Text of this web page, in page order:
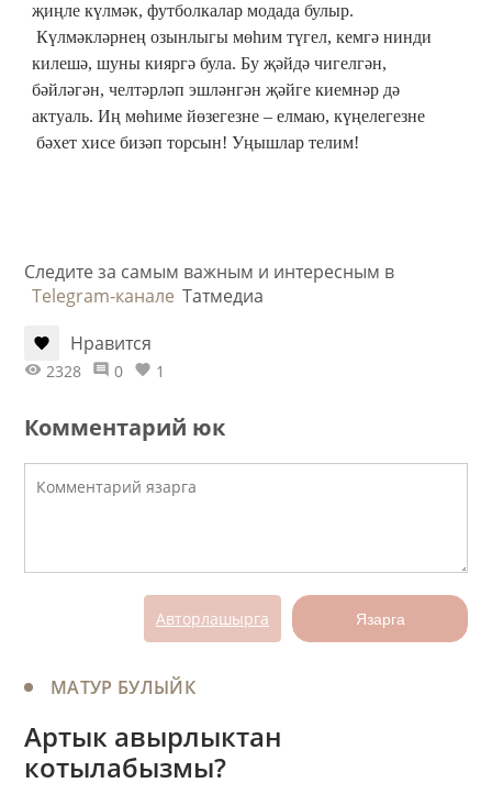
җиңле күлмәк, футболкалар модада булыр.
Күлмәкләрнең озынлыгы мөһим түгел, кемгә нинди
килешә, шуны кияргә була. Бу җәйдә чигелгән,
бәйләгән, челтәрләп эшләнгән җәйге киемнәр дә
актуаль. Иң мөһиме йөзегезне – елмаю, күңелегезне
бәхет хисе бизәп торсын! Уңышлар телим!
Следите за самым важным и интересным в
Telegram-канале Татмедиа
Нравится
2328 0 1
Комментарий юк
Авторлашырга Язарга
МАТУР БУЛЫЙК
Артык авырлыктан
котылабызмы?